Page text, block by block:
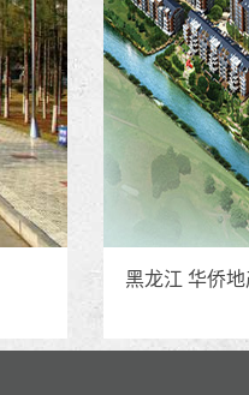
黑龙江 华侨地